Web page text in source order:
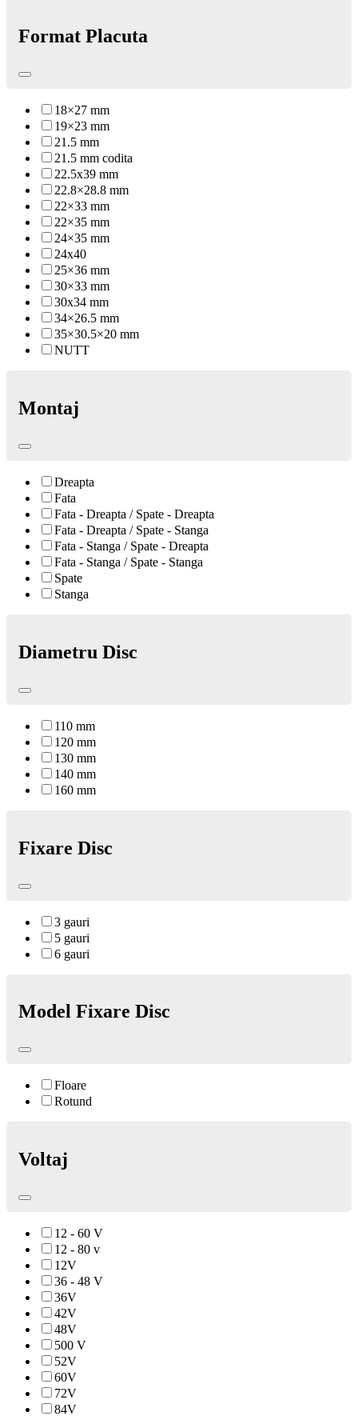
Format Placuta
18×27 mm
19×23 mm
21.5 mm
21.5 mm codita
22.5x39 mm
22.8×28.8 mm
22×33 mm
22×35 mm
24×35 mm
24x40
25×36 mm
30×33 mm
30x34 mm
34×26.5 mm
35×30.5×20 mm
NUTT
Montaj
Dreapta
Fata
Fata - Dreapta / Spate - Dreapta
Fata - Dreapta / Spate - Stanga
Fata - Stanga / Spate - Dreapta
Fata - Stanga / Spate - Stanga
Spate
Stanga
Diametru Disc
110 mm
120 mm
130 mm
140 mm
160 mm
Fixare Disc
3 gauri
5 gauri
6 gauri
Model Fixare Disc
Floare
Rotund
Voltaj
12 - 60 V
12 - 80 v
12V
36 - 48 V
36V
42V
48V
500 V
52V
60V
72V
84V